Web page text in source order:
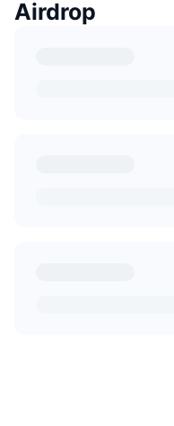
Airdrop